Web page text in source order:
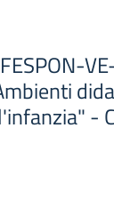
-